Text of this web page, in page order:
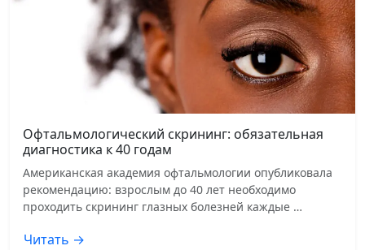
Офтальмологический скрининг: обязательная
диагностика к 40 годам
Американская академия офтальмологии опубликовала
рекомендацию: взрослым до 40 лет необходимо
проходить скрининг глазных болезней каждые …
Читать →